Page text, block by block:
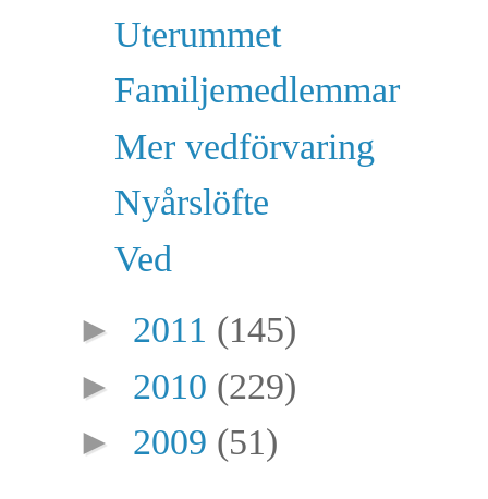
Uterummet
Familjemedlemmar
Mer vedförvaring
Nyårslöfte
Ved
► 2011 (145)
► 2010 (229)
► 2009 (51)